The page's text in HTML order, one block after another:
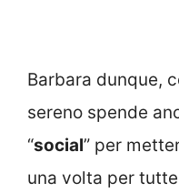
Barbara dunque,
sereno spende
“social” per
una volta per